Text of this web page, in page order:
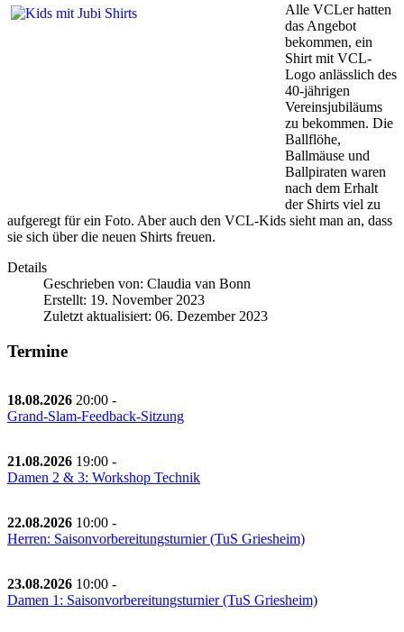
Alle VCLer hatten
das Angebot
bekommen, ein
Shirt mit VCL-
Logo anlässlich des
40-jährigen
Vereinsjubiläums
zu bekommen. Die
Ballflöhe,
Ballmäuse und
Ballpiraten waren
nach dem Erhalt
der Shirts viel zu
aufgeregt für ein Foto. Aber auch den VCL-Kids sieht man an, dass
sie sich über die neuen Shirts freuen.
Details
Geschrieben von: Claudia van Bonn
Erstellt: 19. November 2023
Zuletzt aktualisiert: 06. Dezember 2023
Termine
18.08.2026 20:00 -
Grand-Slam-Feedback-Sitzung
21.08.2026 19:00 -
Damen 2 & 3: Workshop Technik
22.08.2026 10:00 -
Herren: Saisonvorbereitungsturnier (TuS Griesheim)
23.08.2026 10:00 -
Damen 1: Saisonvorbereitungsturnier (TuS Griesheim)